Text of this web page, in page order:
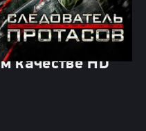
онлайн
качестве HD